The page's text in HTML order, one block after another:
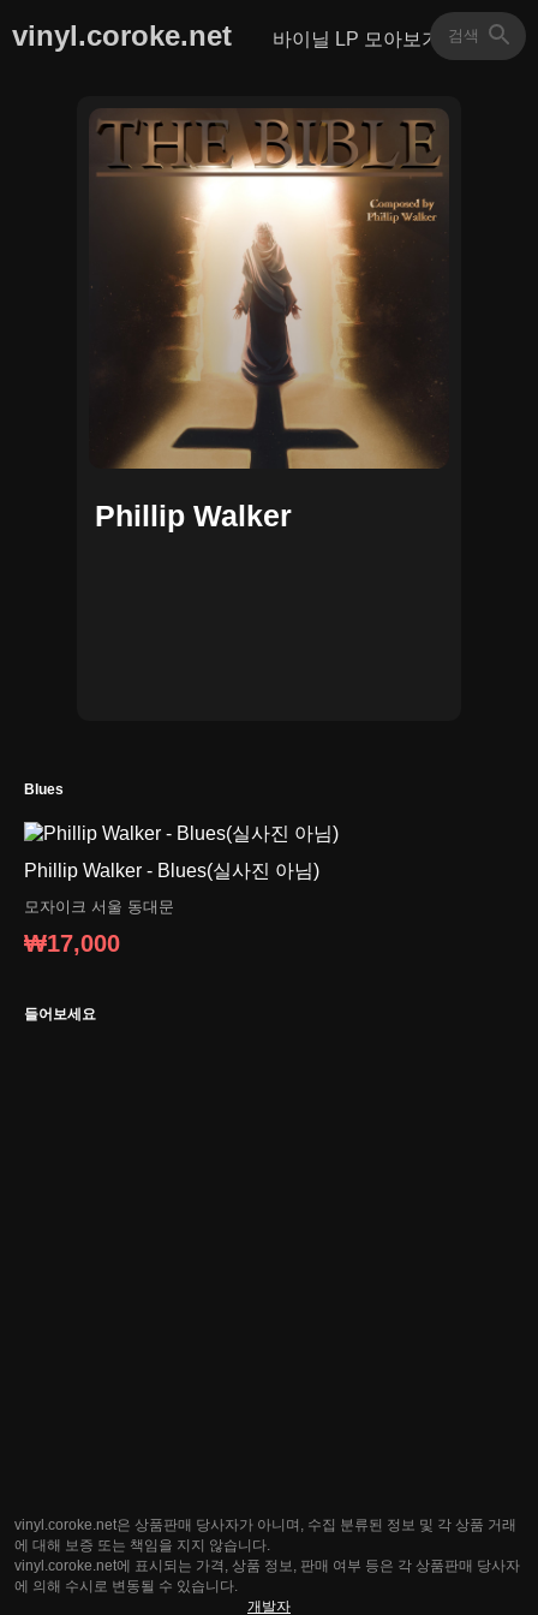
vinyl.coroke.net 바이닐 LP 모아보기
Phillip Walker
Blues
Phillip Walker - Blues(실사진 아님)
모자이크 서울 동대문
₩17,000
들어보세요
vinyl.coroke.net은 상품판매 당사자가 아니며, 수집 분류된 정보 및 각 상품 거래
에 대해 보증 또는 책임을 지지 않습니다.
vinyl.coroke.net에 표시되는 가격, 상품 정보, 판매 여부 등은 각 상품판매 당사자
에 의해 수시로 변동될 수 있습니다.
개발자